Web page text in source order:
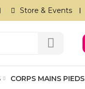
Store & Events
CORPS MAINS PIEDS